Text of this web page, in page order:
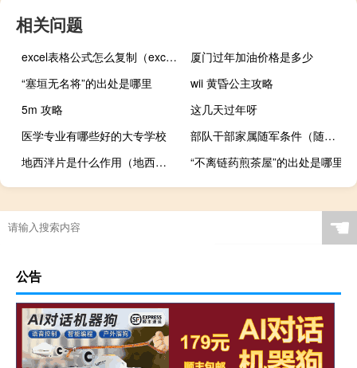
相关问题
excel表格公式怎么复制（excel表格公式不计算）
厦门过年加油价格是多少
“塞垣无名将”的出处是哪里
wii 黄昏公主攻略
5m 攻略
这几天过年呀
医学专业有哪些好的大专学校
部队干部家属随军条件（随军条件）
地西泮片是什么作用（地西泮片是什么药物）
“不离链药煎茶屋”的出处是哪里
☚
公告